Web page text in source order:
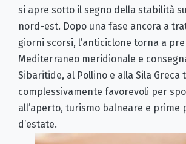
si apre sotto il segno della stabilità
nord-est. Dopo una fase ancora a
giorni scorsi, l’anticiclone torna a
Mediterraneo meridionale e
Sibaritide, al Pollino e alla Sila Greca
complessivamente favorevoli per
all’aperto, turismo balneare e prime
d’estate.